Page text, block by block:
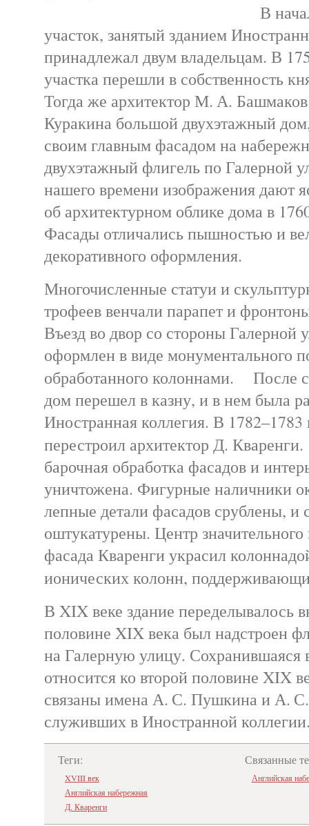
В
участок, занятый зданием
принадлежал двум владельцам. В
участка перешли в собственность
Тогда же архитектор М. А.
Куракина большой двухэтажный
своим главным фасадом на
двухэтажный флигель по Галерной
нашего времени изображения дают
об архитектурном облике дома в
Фасады отличались пышностью и
декоративного оформления.
Многочисленные статуи и
трофеев венчали парапет и
Въезд во двор со стороны Галерной
оформлен в виде монументального
обработанного колоннами. После
дом перешел в казну, и в нем была
Иностранная коллегия. В 1782–1783
перестроил архитектор Д.
барочная обработка фасадов и
уничтожена. Фигурные наличники
лепные детали фасадов срублены, и
оштукатурены. Центр
фасада Кваренги украсил
ионических колонн,
В XIX веке здание переделывалось
половине XIX века был надстроен
на Галерную улицу. Сохранившаяся
относится ко второй половине XIX
связаны имена А. С. Пушкина и А. С.
служивших в Иностранной
Теги:
XVIII век
Английская набережная
Д. Кваренги
Связанные
Английская